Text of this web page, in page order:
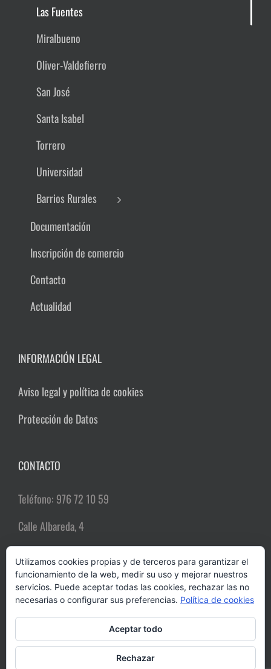
Las Fuentes
Miralbueno
Oliver-Valdefierro
San José
Santa Isabel
Torrero
Universidad
Barrios Rurales
Documentación
Inscripción de comercio
Contacto
Actualidad
INFORMACIÓN LEGAL
Aviso legal y política de cookies
Protección de Datos
CONTACTO
Teléfono: 976 72 10 59
Calle Albareda, 4
Email:comerciozgz@gmail.com
Utilizamos cookies propias y de terceros para garantizar el
funcionamiento de la web, medir su uso y mejorar nuestros
servicios. Puede aceptar todas las cookies, rechazar las no
necesarias o configurar sus preferencias. Política de cookies
Aceptar todo
Rechazar